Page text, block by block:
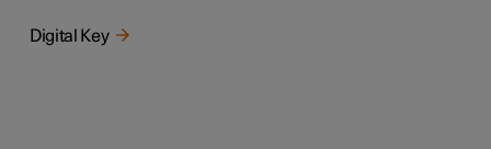
Digital Key